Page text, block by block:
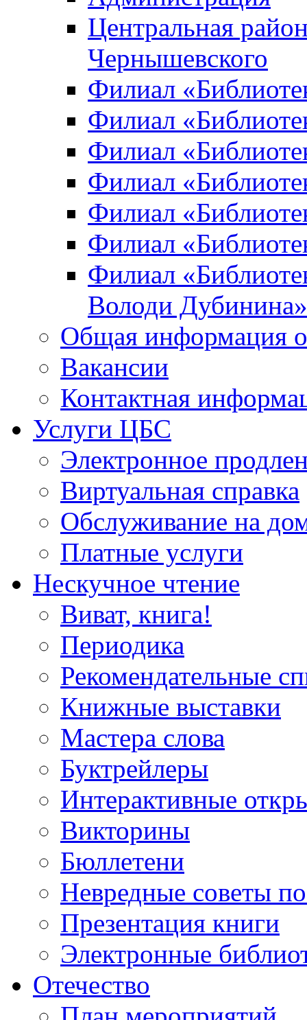
Центральная
Чернышевского
Филиал
Филиал
Филиал
Филиал
Филиал
Филиал
Филиал
Володи Дубинина»
Общая информация
Вакансии
Контактная
Услуги ЦБС
Электронное
Виртуальная справка
Обслуживание на
Платные услуги
Нескучное чтение
Виват, книга!
Периодика
Рекомендательные
Книжные выставки
Мастера слова
Буктрейлеры
Интерактивные
Викторины
Бюллетени
Невредные советы
Презентация книги
Электронные
Отечество